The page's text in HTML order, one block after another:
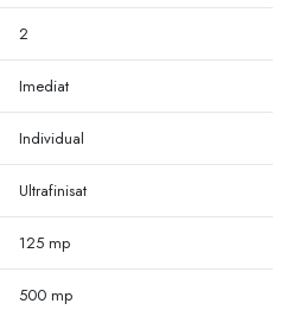
2
Imediat
Individual
Ultrafinisat
125 mp
500 mp